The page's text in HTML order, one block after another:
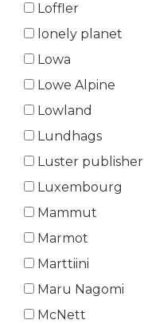
Loffler
lonely planet
Lowa
Lowe Alpine
Lowland
Lundhags
Luster publisher
Luxembourg
Mammut
Marmot
Marttiini
Maru Nagomi
McNett